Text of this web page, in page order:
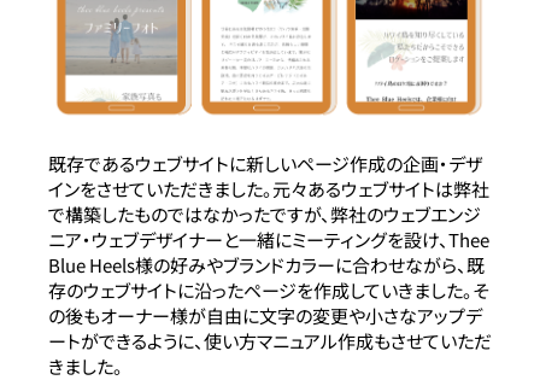
既存であるウェブサイトに新しいページ作成の企画・デザ
インをさせていただきました。元々あるウェブサイトは弊社
で構築したものではなかったですが、弊社のウェブエンジ
ニア・ウェブデザイナーと一緒にミーティングを設け、Thee
Blue Heels様の好みやブランドカラーに合わせながら、既
存のウェブサイトに沿ったページを作成していきました。そ
の後もオーナー様が自由に文字の変更や小さなアップデ
ートができるように、使い方マニュアル作成もさせていただ
きました。